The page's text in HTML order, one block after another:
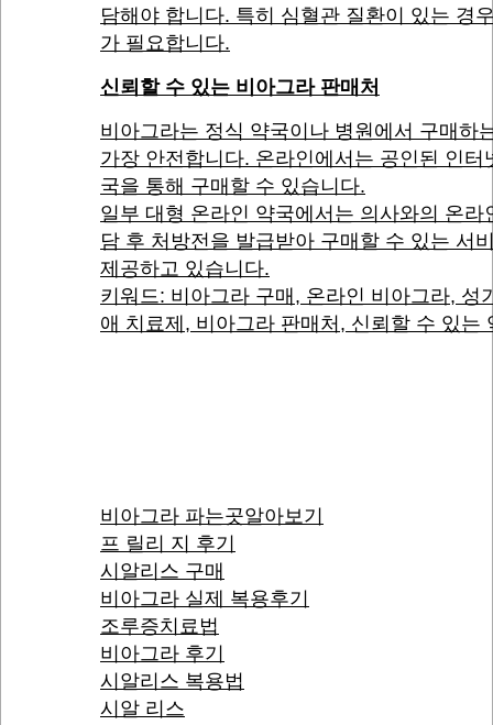
담해야 합니다. 특히 심혈관 질환이 있는 경
가 필요합니다.
신뢰할 수 있는 비아그라 판매처
비아그라는 정식 약국이나 병원에서 구매하
가장 안전합니다. 온라인에서는 공인된 인터
국을 통해 구매할 수 있습니다.
일부 대형 온라인 약국에서는 의사와의 온라
담 후 처방전을 발급받아 구매할 수 있는 서
제공하고 있습니다.
키워드: 비아그라 구매, 온라인 비아그라, 성
애 치료제, 비아그라 판매처, 신뢰할 수 있는
비아그라 파는곳알아보기
프 릴리 지 후기
시알리스 구매
비아그라 실제 복용후기
조루증치료법
비아그라 후기
시알리스 복용법
시알 리스